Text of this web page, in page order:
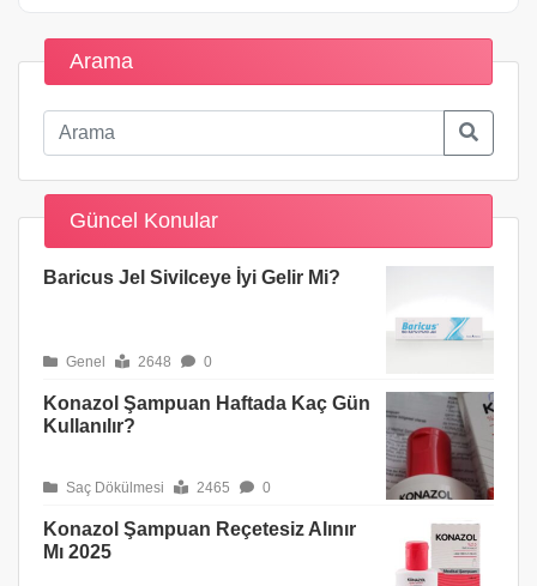
Arama
Güncel Konular
Baricus Jel Sivilceye İyi Gelir Mi?
Genel 2648 0
Konazol Şampuan Haftada Kaç Gün
Kullanılır?
Saç Dökülmesi 2465 0
Konazol Şampuan Reçetesiz Alınır
Mı 2025